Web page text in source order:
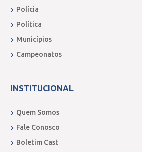
Polícia
Política
Municípios
Campeonatos
INSTITUCIONAL
Quem Somos
Fale Conosco
Boletim Cast